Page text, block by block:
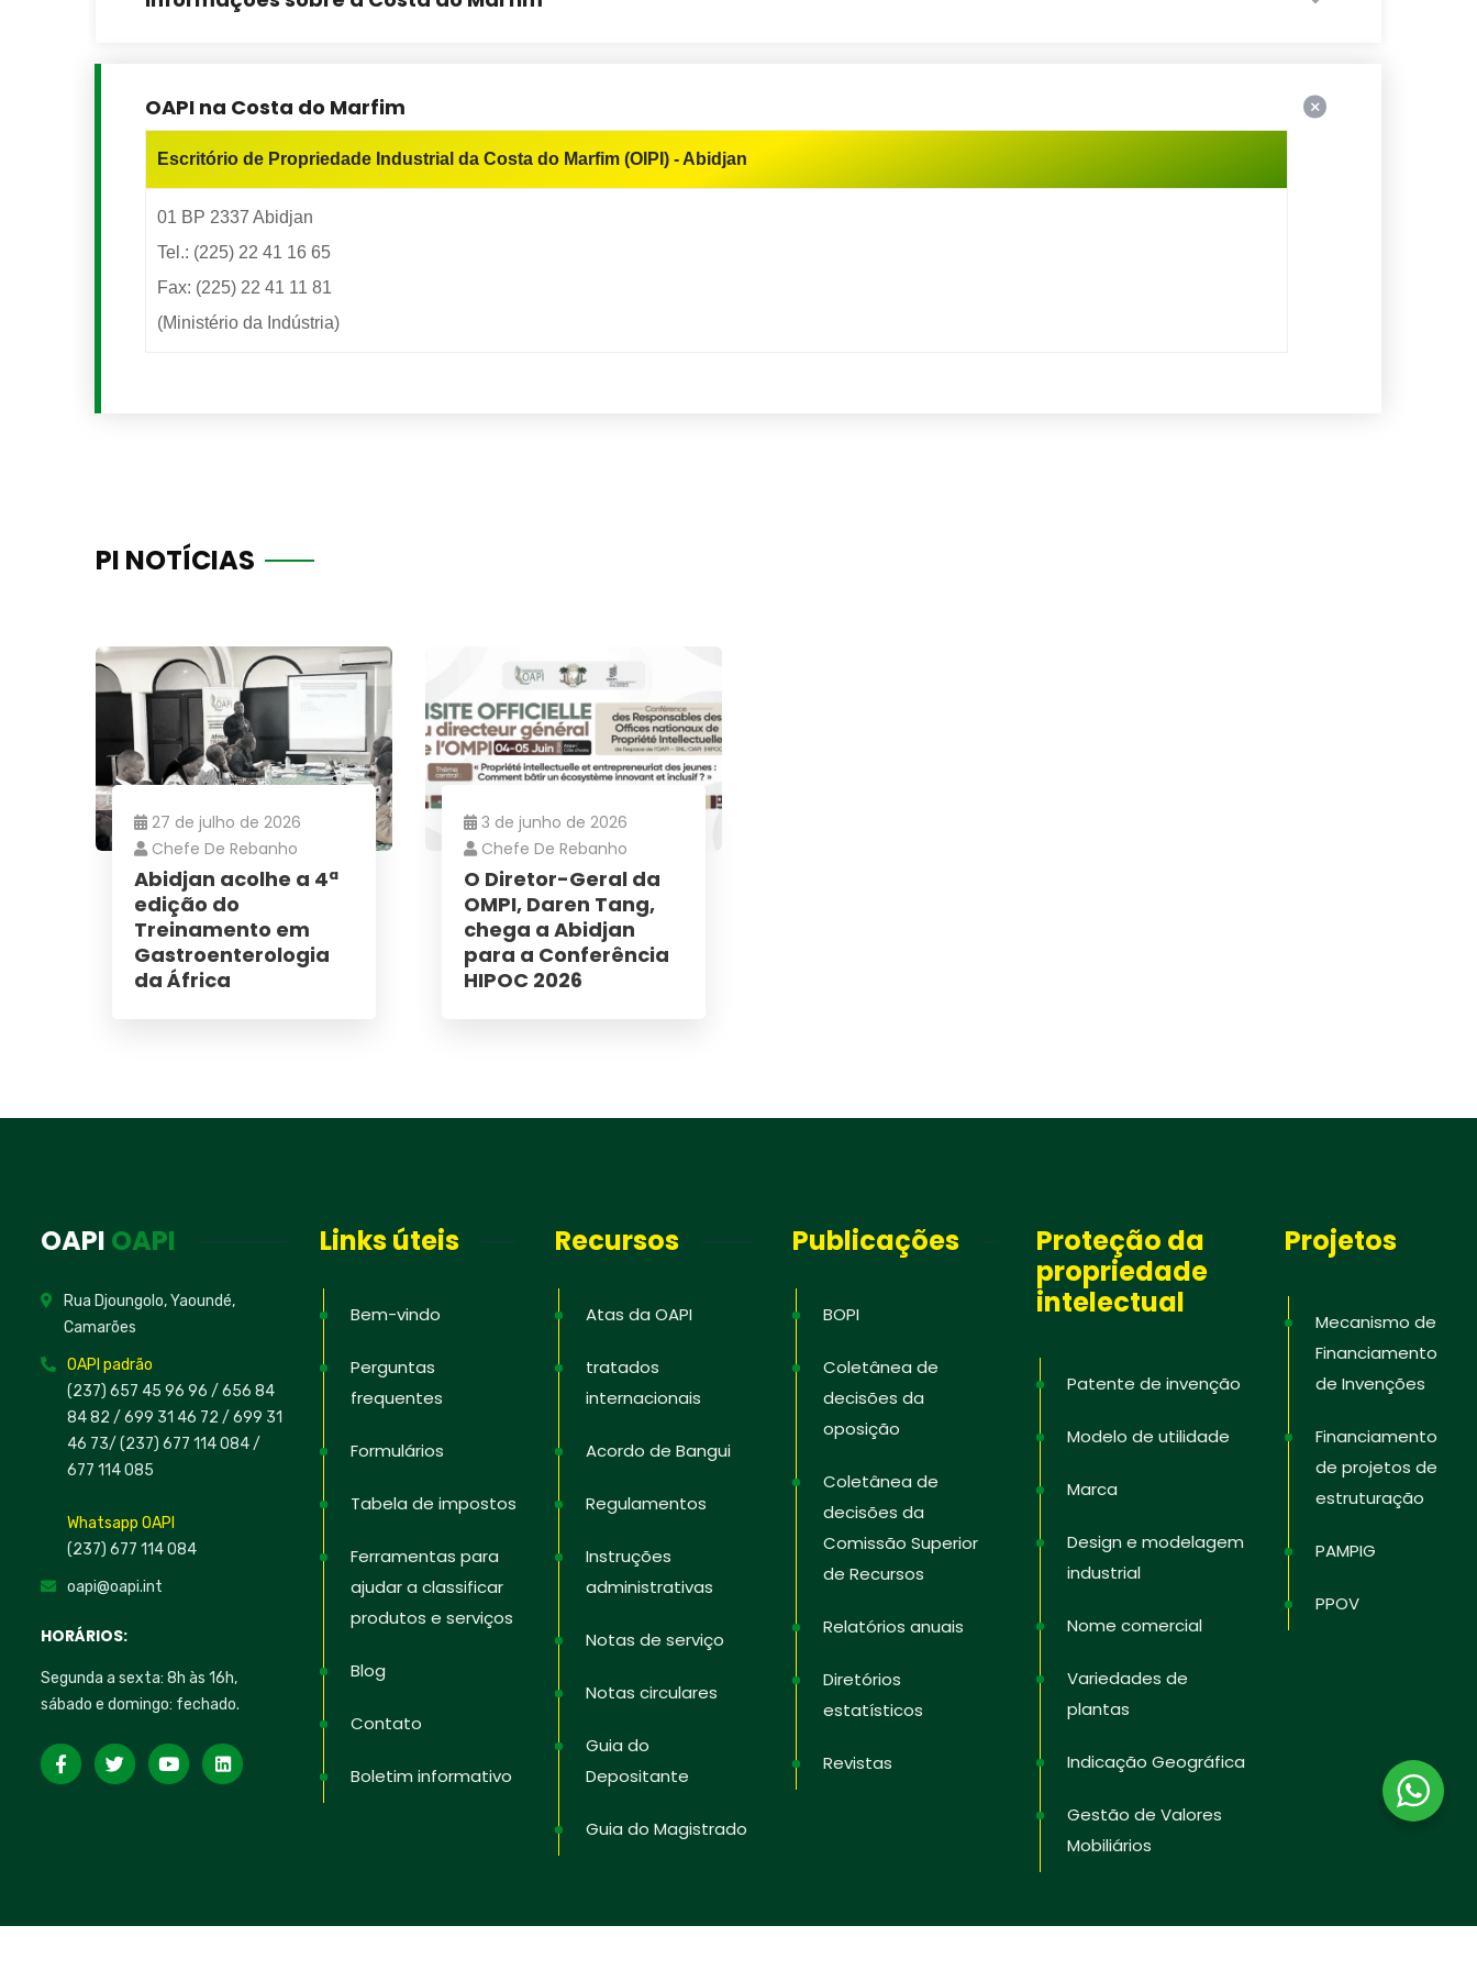
OAPI na Costa do Marfim
Escritório de Propriedade Industrial da Costa do Marfim (OIPI) - Abidjan
01 BP 2337 Abidjan
Tel.: (225) 22 41 16 65
Fax: (225) 22 41 11 81
(Ministério da Indústria)
PI NOTÍCIAS
27 de julho de 2026
Chefe De Rebanho
Abidjan acolhe a 4ª
edição do
Treinamento em
Gastroenterologia
da África
3 de junho de 2026
Chefe De Rebanho
O Diretor-Geral da
OMPI, Daren Tang,
chega a Abidjan
para a Conferência
HIPOC 2026
OAPI OAPI
Rua Djoungolo, Yaoundé,
Camarões
OAPI padrão
(237) 657 45 96 96 / 656 84
84 82 / 699 31 46 72 / 699 31
46 73/ (237) 677 114 084 /
677 114 085
Whatsapp OAPI
(237) 677 114 084
oapi@oapi.int
HORÁRIOS:
Segunda a sexta: 8h às 16h,
sábado e domingo: fechado.
Links úteis
Bem-vindo
Perguntas
frequentes
Formulários
Tabela de impostos
Ferramentas para
ajudar a classificar
produtos e serviços
Blog
Contato
Boletim informativo
Recursos
Atas da OAPI
tratados
internacionais
Acordo de Bangui
Regulamentos
Instruções
administrativas
Notas de serviço
Notas circulares
Guia do
Depositante
Guia do Magistrado
Publicações
BOPI
Coletânea de
decisões da
oposição
Coletânea de
decisões da
Comissão Superior
de Recursos
Relatórios anuais
Diretórios
estatísticos
Revistas
Proteção da
propriedade
intelectual
Patente de invenção
Modelo de utilidade
Marca
Design e modelagem
industrial
Nome comercial
Variedades de
plantas
Indicação Geográfica
Gestão de Valores
Mobiliários
Projetos
Mecanismo de
Financiamento
de Invenções
Financiamento
de projetos de
estruturação
PAMPIG
PPOV
propriedade intelectual nos Estados Unidos, dicas
para proteger e defender seus direitos e vídeos
educativos.
Não, obrigado